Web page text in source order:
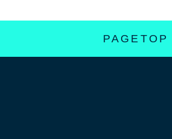
PAGETOP